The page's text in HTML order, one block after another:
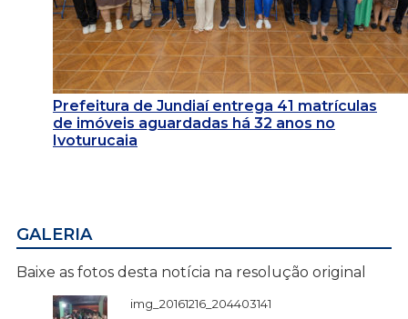
Prefeitura de Jundiaí entrega 41 matrículas
de imóveis aguardadas há 32 anos no
Ivoturucaia
GALERIA
Baixe as fotos desta notícia na resolução original
img_20161216_204403141